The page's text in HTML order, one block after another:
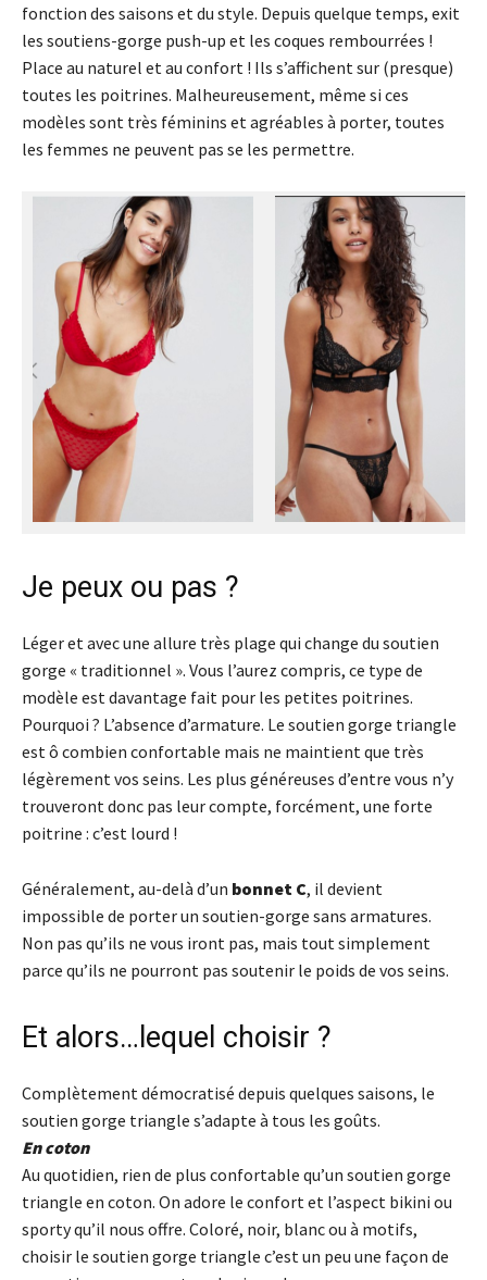
fonction des saisons et du style. Depuis quelque temps, exit
les soutiens-gorge push-up et les coques rembourrées !
Place au naturel et au confort ! Ils s’affichent sur (presque)
toutes les poitrines. Malheureusement, même si ces
modèles sont très féminins et agréables à porter, toutes
les femmes ne peuvent pas se les permettre.
Je peux ou pas ?
Léger et avec une allure très plage qui change du soutien
gorge « traditionnel ». Vous l’aurez compris, ce type de
modèle est davantage fait pour les petites poitrines.
Pourquoi ? L’absence d’armature. Le soutien gorge triangle
est ô combien confortable mais ne maintient que très
légèrement vos seins. Les plus généreuses d’entre vous n’y
trouveront donc pas leur compte, forcément, une forte
poitrine : c’est lourd !
Généralement, au-delà d’un bonnet C, il devient
impossible de porter un soutien-gorge sans armatures.
Non pas qu’ils ne vous iront pas, mais tout simplement
parce qu’ils ne pourront pas soutenir le poids de vos seins.
Et alors…lequel choisir ?
Complètement démocratisé depuis quelques saisons, le
soutien gorge triangle s’adapte à tous les goûts.
En coton
Au quotidien, rien de plus confortable qu’un soutien gorge
triangle en coton. On adore le confort et l’aspect bikini ou
sporty qu’il nous offre. Coloré, noir, blanc ou à motifs,
choisir le soutien gorge triangle c’est un peu une façon de